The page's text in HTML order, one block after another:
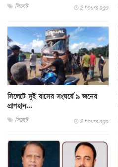
সিলেট 2 hours ago
সিলেটে দুই বাসের সংঘর্ষে ৯ জনের
প্রাণহান...
সিলেট 2 hours ago